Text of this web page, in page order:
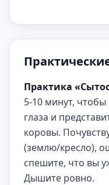
Практика
5-10 минут, чтобы
глаза и
коровы.
(землю/кресло),
спешите, что вы
Дышите ровно.